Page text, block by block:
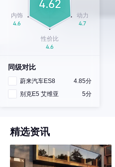
同级对比
蔚来汽车ES8
4.85分
别克E5 艾维亚
5分
精选资讯